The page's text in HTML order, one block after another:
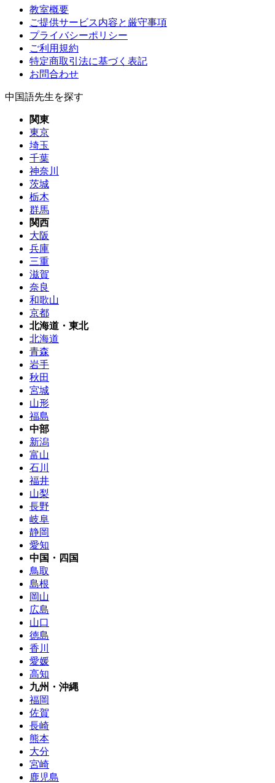
教室概要
ご提供サービス内容と厳守事項
プライバシーポリシー
ご利用規約
特定商取引法に基づく表記
お問合わせ
中国語先生を探す
関東
東京
埼玉
千葉
神奈川
茨城
栃木
群馬
関西
大阪
兵庫
三重
滋賀
奈良
和歌山
京都
北海道・東北
北海道
青森
岩手
秋田
宮城
山形
福島
中部
新潟
富山
石川
福井
山梨
長野
岐阜
静岡
愛知
中国・四国
鳥取
島根
岡山
広島
山口
徳島
香川
愛媛
高知
九州・沖縄
福岡
佐賀
長崎
熊本
大分
宮崎
鹿児島